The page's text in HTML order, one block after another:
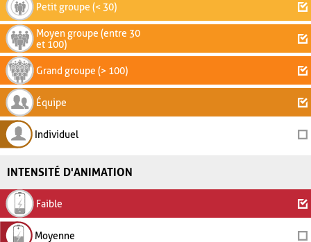
Petit groupe (< 30)
Moyen groupe (entre 30
et 100)
Grand groupe (> 100)
Équipe
Individuel
INTENSITÉ D'ANIMATION
Faible
Moyenne